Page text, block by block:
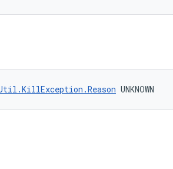
UNKNOWN